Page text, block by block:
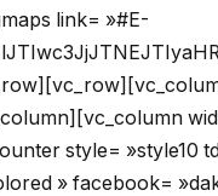
link= »#E-
style= »style10
» facebook=